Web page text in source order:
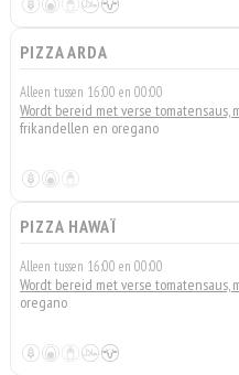
PIZZA ARDA
Alleen tussen 16:00 en 00:00
Wordt bereid met verse tomatensaus,
frikandellen en oregano
PIZZA HAWAÏ
Alleen tussen 16:00 en 00:00
Wordt bereid met verse tomatensaus,
oregano